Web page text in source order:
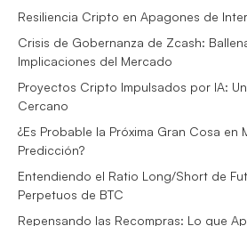
Resiliencia Cripto en Apagones de
Crisis de Gobernanza de Zcash:
Implicaciones del Mercado
Proyectos Cripto Impulsados por IA:
Cercano
¿Es Probable la Próxima Gran Cosa en
Predicción?
Entendiendo el Ratio Long/Short de
Perpetuos de BTC
Repensando las Recompras: Lo que